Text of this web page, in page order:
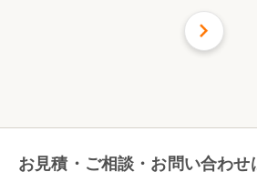
お見積・ご相談・お問い合わせ